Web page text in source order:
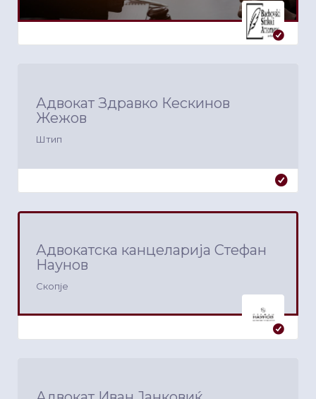
Адвокат Здравко Кескинов
Жежов
Штип
Адвокатска канцеларија Стефан
Наунов
Скопје